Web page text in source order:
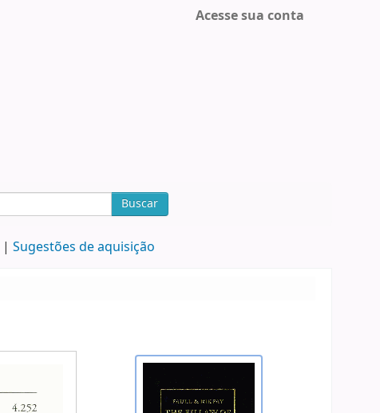
Acesse sua conta
Buscar
Sugestões de aquisição